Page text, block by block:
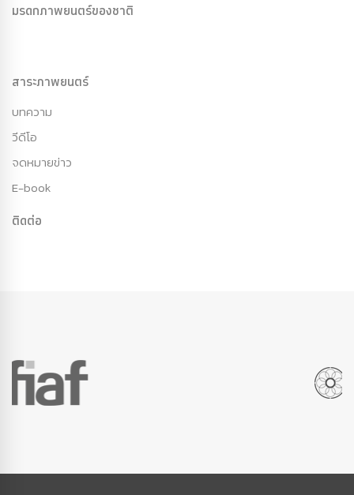
มรดกภาพยนตร์ของชาติ
สาระภาพยนตร์
บทความ
วีดีโอ
จดหมายข่าว
E-book
ติดต่อ